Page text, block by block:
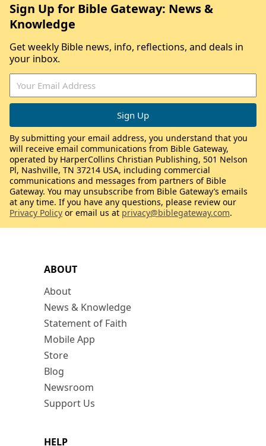
ABOUT
About
News & Knowledge
Statement of Faith
Mobile App
Store
Blog
Newsroom
Support Us
HELP
Sign Up for Bible Gateway: News &
Knowledge
Get weekly Bible news, info, reflections, and deals in
your inbox.
By submitting your email address, you understand that you
will receive email communications from Bible Gateway,
operated by HarperCollins Christian Publishing, 501 Nelson
Pl, Nashville, TN 37214 USA, including commercial
communications and messages from partners of Bible
Gateway. You may unsubscribe from Bible Gateway’s emails
at any time. If you have any questions, please review our
Privacy Policy or email us at privacy@biblegateway.com.